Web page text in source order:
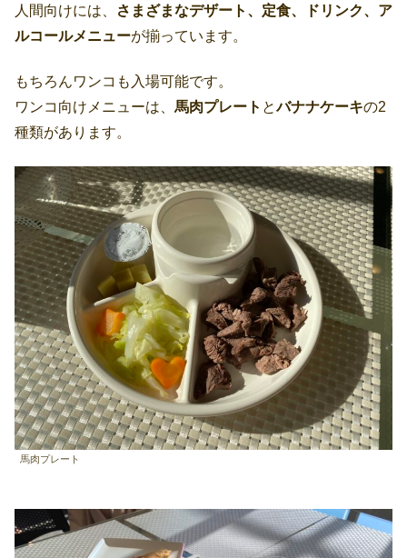
人間向けには、
さまざまなデザート、定食、ドリンク、ア
ルコールメニューが揃っています。
もちろんワンコも入場可能です。
ワンコ向けメニューは、 馬肉プレート とバナナケーキの2
種類があります。
馬肉プレート